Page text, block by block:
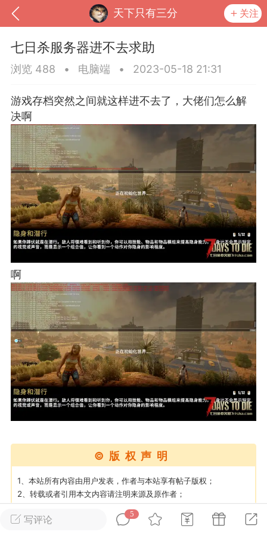
天下只有三分 关注
我的钱包 道具 排行榜
大人
Lv.8
02-10 15:45
电脑端
卖挂
禁止发布联机可用的作弊模组，
单机辅助引流私下售卖服务器外挂！
作弊模组的发布规范近期收到一些信息
作弊模组在联机服务器使用,为了维护游
环境，中文网特此发布以下声明，规范
模组的发布行为：1. *...
汉
大人
Lv.8
写评论
5
七日杀服务器进不去求助
浏览 488 • 电脑端 • 2023-05-18 21:31
游戏存档突然之间就这样进不去了，大佬们怎么解
决啊
啊
©版权声明
1、本站所有内容由用户发表，作者与本站享有帖子版权；
2、转载或者引用本文内容请注明来源及原作者；
3、如内容侵犯到任何版权，请联系本站将及时予与删除；
4、遇到MOD提取码错误或链接失效，请检查提取码是否复制了空